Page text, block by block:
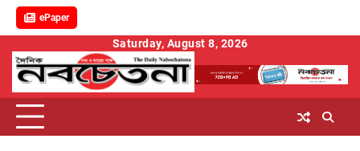
ePaper
content
Saturday, August 8, 2026